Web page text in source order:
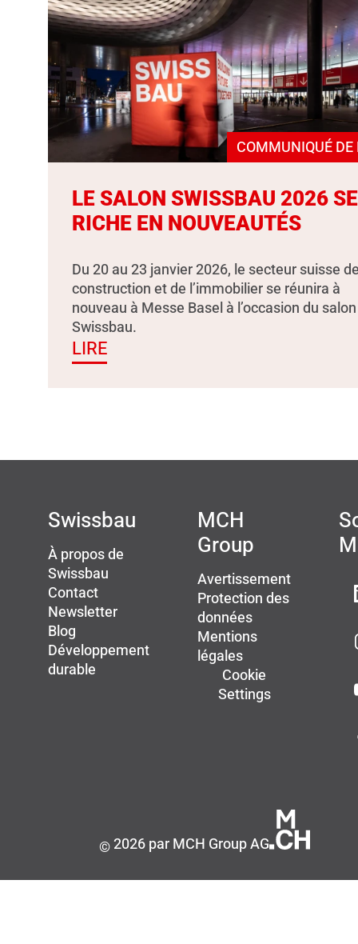
COMMUNIQUÉ DE
LE SALON SWISSBAU 2026
RICHE EN NOUVEAUTÉS
Du 20 au 23 janvier 2026, le secteur suisse
construction et de l’immobilier se réunira à
nouveau à Messe Basel à l’occasion du salon
Swissbau.
LIRE
Swissbau
À propos de
Swissbau
Contact
Newsletter
Blog
Développement
durable
MCH
Group
Avertissement
Protection des
données
Mentions
légales
Cookie
Settings
©2026 par MCH Group AG